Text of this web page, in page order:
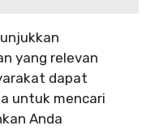
yang relevan
dapat
untuk mencari
Anda